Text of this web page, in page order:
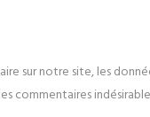
sur notre site, les
commentaires